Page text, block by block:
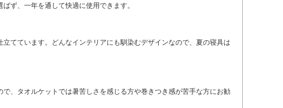
ず、一年を通して快適に使用できます。
てています。どんなインテリアにも馴染むデザインなので、夏の寝具は
、タオルケットでは暑苦しさを感じる方や巻きつき感が苦手な方にお勧